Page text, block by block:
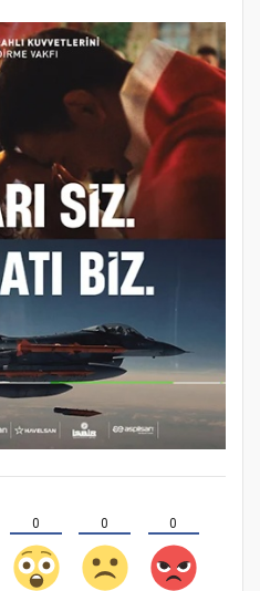
0 0 0